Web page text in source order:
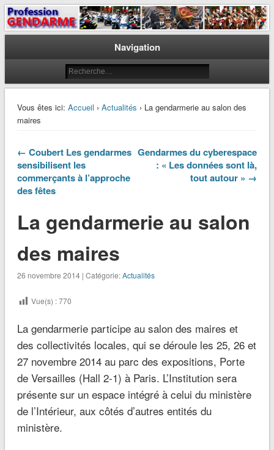
Profession Gendarme
Le journal des gendarmes
Navigation
Vous êtes ici: Accueil › Actualités › La gendarmerie au salon des
maires
← Coubert Les gendarmes
sensibilisent les
commerçants à l’approche
des fêtes
Gendarmes du cyberespace
: « Les données sont là,
tout autour » →
La gendarmerie au salon
des maires
26 novembre 2014 | Catégorie:Actualités
Vue(s) :770
La gendarmerie participe au salon des maires et
des collectivités locales, qui se déroule les 25, 26 et
27 novembre 2014 au parc des expositions, Porte
de Versailles (Hall 2-1) à Paris. L’Institution sera
présente sur un espace intégré à celui du ministère
de l’Intérieur, aux côtés d’autres entités du
ministère.